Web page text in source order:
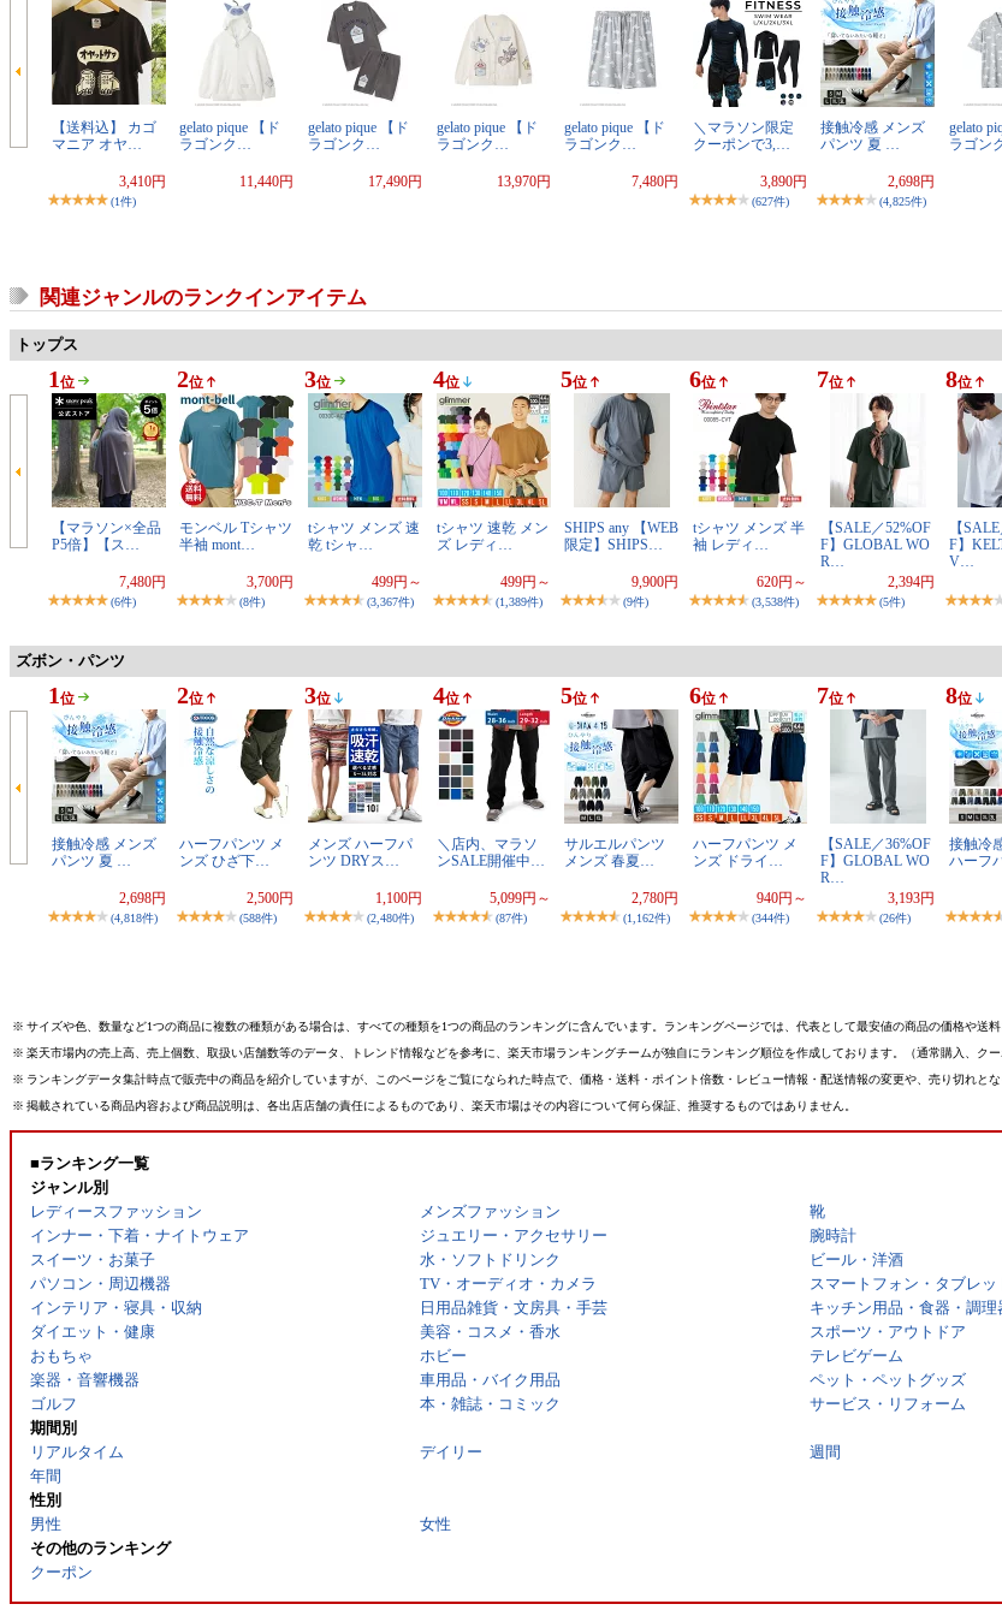
【送料込】 カゴ
マニア オヤ…
3,410円
(1件)
gelato pique 【ド
ラゴンク…
11,440円
gelato pique 【ド
ラゴンク…
17,490円
gelato pique 【ド
ラゴンク…
13,970円
gelato pique 【ド
ラゴンク…
7,480円
＼マラソン限定
クーポンで3,…
3,890円
(627件)
接触冷感 メンズ
パンツ 夏 …
2,698円
(4,825件)
gelato
ラゴン
関連ジャンルのランクインアイテム
トップス
1 位
【マラソン×全品
P5倍】【ス…
7,480円
(6件)
2位
モンベル Tシャツ
半袖 mont…
3,700円
(8件)
3位
tシャツ メンズ 速
乾 tシャ…
499円～
(3,367件)
4位
tシャツ 速乾 メン
ズ レディ…
499円～
(1,389件)
5位
SHIPS any 【WEB
限定】SHIPS…
9,900円
(9件)
6位
tシャツ メンズ 半
袖 レディ…
620円～
(3,538件)
7位
【SALE／52%OF
F】GLOBAL WO
R…
2,394円
(5件)
8位
【
F】
V…
ズボン・パンツ
1 位
接触冷感 メンズ
パンツ 夏 …
2,698円
(4,818件)
2位
ハーフパンツ メ
ンズ ひざ下…
2,500円
(588件)
3位
メンズ ハーフパ
ンツ DRYス…
1,100円
(2,480件)
4位
＼店内、マラソ
ンSALE開催中…
5,099円～
(87件)
5位
サルエルパンツ
メンズ 春夏…
2,780円
(1,162件)
6位
ハーフパンツ メ
ンズ ドライ…
940円～
(344件)
7位
【SALE／36%OF
F】GLOBAL WO
R…
3,193円
(26件)
8位
接触冷
ハーフ
※ サイズや色、数量など1つの商品に複数の種類がある場合は、すべての種類を1つの商品のランキングに含んでいます。ランキングページでは、代表として最安値の商品の価格や送料
※ 楽天市場内の売上高、売上個数、取扱い店舗数等のデータ、トレンド情報などを参考に、楽天市場ランキングチームが独自にランキング順位を作成しております。（通常購入、ク
※ ランキングデータ集計時点で販売中の商品を紹介していますが、このページをご覧になられた時点で、価格・送料・ポイント倍数・レビュー情報・配送情報の変更や、売り切れと
※ 掲載されている商品内容および商品説明は、各出店店舗の責任によるものであり、楽天市場はその内容について何ら保証、推奨するものではありません。
■ランキング一覧
ジャンル別
レディースファッション
メンズファッション 靴
インナー・下着・ナイトウェア
ジュエリー・アクセサリー 腕時計
スイーツ・お菓子
水・ソフトドリンク ビール・洋酒
パソコン・周辺機器
TV・オーディオ・カメラ スマートフォン・タブレッ
インテリア・寝具・収納
日用品雑貨・文房具・手芸 キッチン用品・食器・調理
ダイエット・健康
美容・コスメ・香水 スポーツ・アウトドア
おもちゃ
ホビー テレビゲーム
楽器・音響機器
車用品・バイク用品 ペット・ペットグッズ
ゴルフ
本・雑誌・コミック サービス・リフォーム
期間別
リアルタイム
デイリー 週間
年間
性別
男性
女性
その他のランキング
クーポン